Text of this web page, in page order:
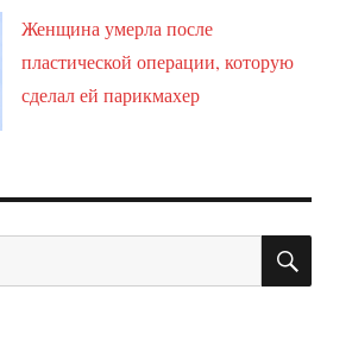
Женщина умерла после
пластической операции, которую
сделал ей парикмахер